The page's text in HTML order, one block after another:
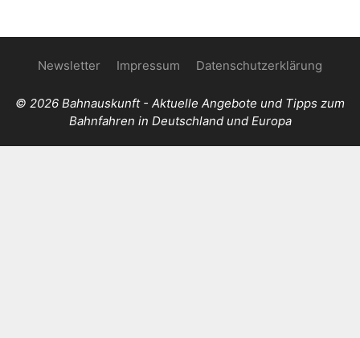
Newsletter Impressum Datenschutzerklärung
© 2026 Bahnauskunft - Aktuelle Angebote und Tipps zum
Bahnfahren in Deutschland und Europa